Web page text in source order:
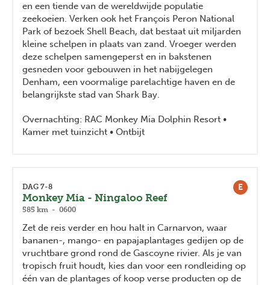
en een tiende van de wereldwijde populatie
zeekoeien. Verken ook het François Peron National
Park of bezoek Shell Beach, dat bestaat uit miljarden
kleine schelpen in plaats van zand. Vroeger werden
deze schelpen samengeperst en in bakstenen
gesneden voor gebouwen in het nabijgelegen
Denham, een voormalige parelachtige haven en de
belangrijkste stad van Shark Bay.
Overnachting: RAC Monkey Mia Dolphin Resort •
Kamer met tuinzicht • Ontbijt
E
DAG 7-8
Monkey Mia - Ningaloo Reef
585 km - 0600
Zet de reis verder en hou halt in Carnarvon, waar
bananen-, mango- en papajaplantages gedijen op de
vruchtbare grond rond de Gascoyne rivier. Als je van
tropisch fruit houdt, kies dan voor een rondleiding op
één van de plantages of koop verse producten op de